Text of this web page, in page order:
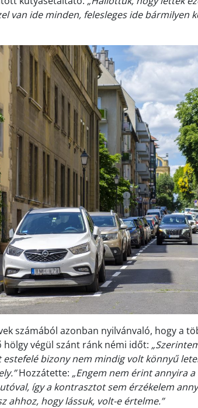
van ide minden, felesleges ide bármilyen
számából azonban nyilvánvaló, hogy a
hölgy végül szánt ránk némi időt:
bizony nem mindig volt könnyű
Hozzátette: „Engem nem érint annyira
így a kontrasztot sem érzékelem
ahhoz, hogy lássuk, volt-e értelme.”